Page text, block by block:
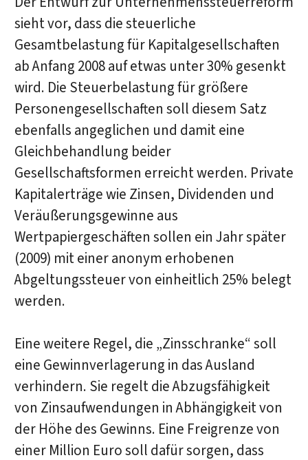
sieht vor, dass die steuerliche
Gesamtbelastung für Kapitalgesellschaften
ab Anfang 2008 auf etwas unter 30% gesenkt
wird. Die Steuerbelastung für größere
Personengesellschaften soll diesem Satz
ebenfalls angeglichen und damit eine
Gleichbehandlung beider
Gesellschaftsformen erreicht werden. Private
Kapitalerträge wie Zinsen, Dividenden und
Veräußerungsgewinne aus
Wertpapiergeschäften sollen ein Jahr später
(2009) mit einer anonym erhobenen
Abgeltungssteuer von einheitlich 25% belegt
werden.
Eine weitere Regel, die „Zinsschranke“ soll
eine Gewinnverlagerung in das Ausland
verhindern. Sie regelt die Abzugsfähigkeit
von Zinsaufwendungen in Abhängigkeit von
der Höhe des Gewinns. Eine Freigrenze von
einer Million Euro soll dafür sorgen, dass